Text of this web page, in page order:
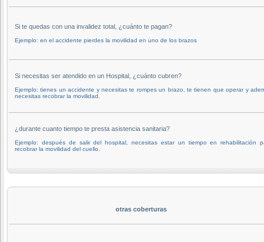
Si te quedas con una invalidez total, ¿cuánto te pagan?
Ejemplo: en el accidente pierdes la movilidad en uno de los brazos
Si necesitas ser atendido en un Hospital, ¿cuánto cubren?
Ejemplo: tienes un accidente y necesitas te rompes un brazo, te tienen que operar y
necesitas recobrar la movilidad.
¿durante cuanto tiempo te presta asistencia sanitaria?
Ejemplo: después de salir del hospital, necesitas estar un tiempo en rehabilitación
recobrar la movilidad del cuello.
otras coberturas